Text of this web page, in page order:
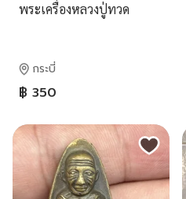
พระเครื่องหลวงปู่ทวด
กระบี่
฿ 350